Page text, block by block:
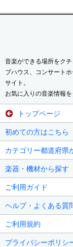
音楽ができる場所をク
ブハウス、コンサート
サイト。
お気に入りの音楽情報
トップページ
初めての方はこちら
カテゴリー都道府県
楽器・機材から探す
ご利用ガイド
ヘルプ・よくある質
ご利用規約
プライバシーポリシ